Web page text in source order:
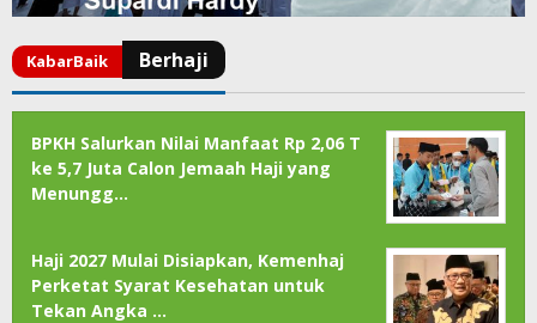
BPKH Salurkan Nilai Manfaat Rp 2,06 T
ke 5,7 Juta Calon Jemaah Haji yang
Menungg…
Haji 2027 Mulai Disiapkan, Kemenhaj
Perketat Syarat Kesehatan untuk
Tekan Angka …